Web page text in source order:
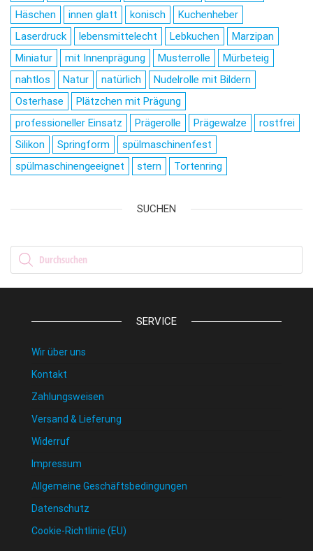
Häschen
innen glatt konisch
Kuchenheber
Laserdruck
lebensmittelecht Lebkuchen
Marzipan
Miniatur
mit Innenprägung Musterrolle
Mürbeteig
nahtlos
Natur natürlich
Nudelrolle mit Bildern
Osterhase
Plätzchen mit Prägung
professioneller Einsatz
Prägerolle Prägewalze
rostfrei
Silikon
Springform
spülmaschinenfest
spülmaschinengeeignet
stern Tortenring
SUCHEN
Products search
SERVICE
Wir über uns
Kontakt
Zahlungsweisen
Versand & Lieferung
Widerruf
Impressum
Allgemeine Geschäftsbedingungen
Datenschutz
Cookie-Richtlinie (EU)